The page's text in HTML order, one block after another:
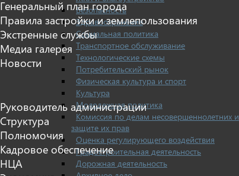
Безопасность
Здравоохранение
Социальная политика
Транспортное обслуживание
Технологические схемы
Потребительский рынок
Физическая культура и спорт
Культура
Молодежная политика
Комиссия по делам несовершеннолетних и
защите их прав
Оценка регулирующего воздействия
Градостроительная деятельность
Дорожная деятельность
Генеральный план города
Правила застройки и землепользования
Экстренные службы
Медиа галерея
Новости
Руководитель администрации
Структура
Полномочия
Кадровое обеспечение
НЦА